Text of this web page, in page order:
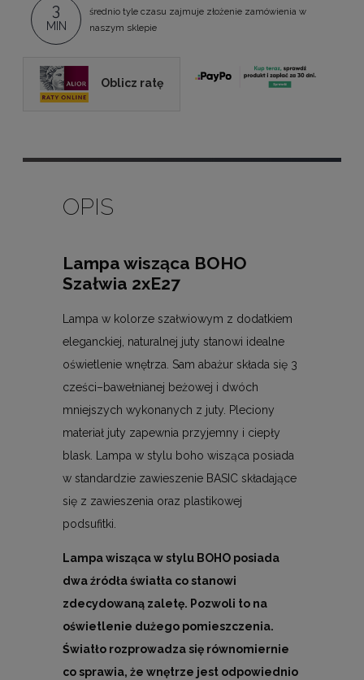
3
MIN
średnio tyle czasu zajmuje złożenie zamówienia w
naszym sklepie
Oblicz ratę
OPIS
Lampa wisząca BOHO
Szałwia 2xE27
Lampa w kolorze szałwiowym z dodatkiem
eleganckiej, naturalnej juty stanowi idealne
oświetlenie wnętrza. Sam abażur składa się 3
cześci–bawełnianej beżowej i dwóch
mniejszych wykonanych z juty. Pleciony
materiał juty zapewnia przyjemny i ciepły
blask. Lampa w stylu boho wisząca posiada
w standardzie zawieszenie BASIC składające
się z zawieszenia oraz plastikowej
podsufitki.
Lampa wisząca w stylu BOHO posiada
dwa źródła światła co stanowi
zdecydowaną zaletę. Pozwoli to na
oświetlenie dużego pomieszczenia.
Światło rozprowadza się równomiernie
co sprawia, że wnętrze jest odpowiednio